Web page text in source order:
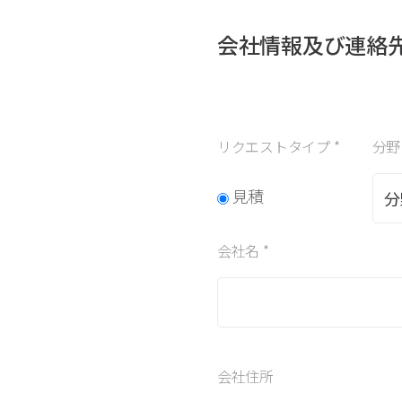
会社情報及び連絡
リクエストタイプ *
見積
分野
会社名 *
会社住所